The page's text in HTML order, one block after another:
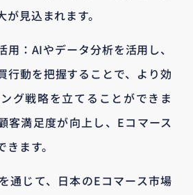
見込まれます。
：AIやデータ分析を活用し、
行動を把握することで、より効
グ戦略を立てることができま
客満足度が向上し、Eコマース
ます。
通じて、日本のEコマース市場